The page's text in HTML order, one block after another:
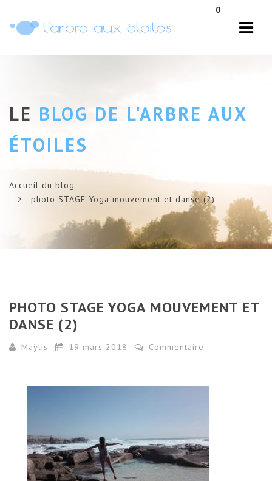
0
LE BLOG DE L'ARBRE AUX
ÉTOILES
Accueil du blog
photo STAGE Yoga mouvement et danse (2)
PHOTO STAGE YOGA MOUVEMENT ET
DANSE (2)
Maÿlis 19 mars 2018 Commentaire